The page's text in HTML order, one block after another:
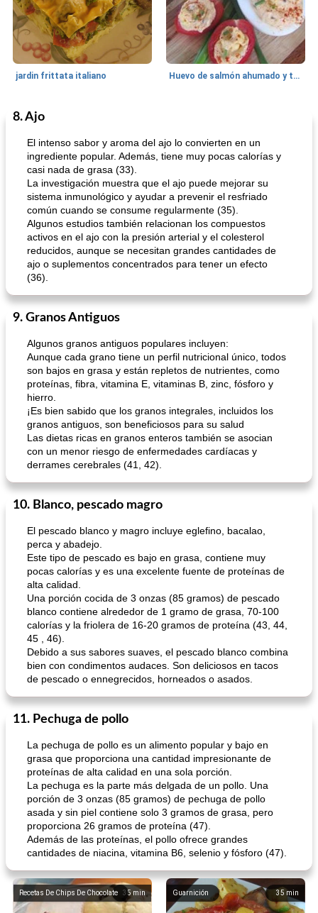
jardin frittata italiano Huevo de salmón ahumado y tomates rellenos.
Bebidas
Batido de leche de caramelo de mantequilla (alcohólico)
8. Ajo
El intenso sabor y aroma del ajo lo convierten en un
ingrediente popular. Además, tiene muy pocas calorías y
casi nada de grasa (33).
La investigación muestra que el ajo puede mejorar su
sistema inmunológico y ayudar a prevenir el resfriado
común cuando se consume regularmente (35).
Algunos estudios también relacionan los compuestos
activos en el ajo con la presión arterial y el colesterol
reducidos, aunque se necesitan grandes cantidades de
ajo o suplementos concentrados para tener un efecto
(36).
9. Granos Antiguos
Algunos granos antiguos populares incluyen:
Aunque cada grano tiene un perfil nutricional único, todos
son bajos en grasa y están repletos de nutrientes, como
proteínas, fibra, vitamina E, vitaminas B, zinc, fósforo y
hierro.
¡Es bien sabido que los granos integrales, incluidos los
granos antiguos, son beneficiosos para su salud
Las dietas ricas en granos enteros también se asocian
con un menor riesgo de enfermedades cardíacas y
derrames cerebrales (41, 42).
10. Blanco, pescado magro
El pescado blanco y magro incluye eglefino, bacalao,
perca y abadejo.
Este tipo de pescado es bajo en grasa, contiene muy
pocas calorías y es una excelente fuente de proteínas de
alta calidad.
Una porción cocida de 3 onzas (85 gramos) de pescado
blanco contiene alrededor de 1 gramo de grasa, 70-100
calorías y la friolera de 16-20 gramos de proteína (43, 44,
45 , 46).
Debido a sus sabores suaves, el pescado blanco combina
bien con condimentos audaces. Son deliciosos en tacos
de pescado o ennegrecidos, horneados o asados.
11. Pechuga de pollo
La pechuga de pollo es un alimento popular y bajo en
grasa que proporciona una cantidad impresionante de
proteínas de alta calidad en una sola porción.
La pechuga es la parte más delgada de un pollo. Una
porción de 3 onzas (85 gramos) de pechuga de pollo
asada y sin piel contiene solo 3 gramos de grasa, pero
proporciona 26 gramos de proteína (47).
Además de las proteínas, el pollo ofrece grandes
cantidades de niacina, vitamina B6, selenio y fósforo (47).
35 min
Recetas De Chips De Chocolate 35 min
Guarnición